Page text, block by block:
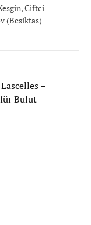
Ciftci
(Besiktas)
–
Bulut